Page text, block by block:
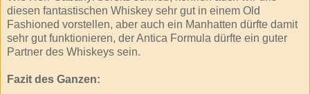
diesen fantastischen Whiskey sehr gut in einem Old
Fashioned vorstellen, aber auch ein Manhatten dürfte damit
sehr gut funktionieren, der Antica Formula dürfte ein guter
Partner des Whiskeys sein.
Fazit des Ganzen: